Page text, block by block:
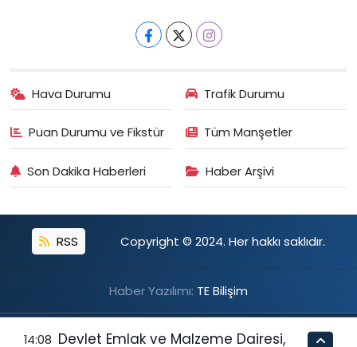
Hava Durumu Trafik Durumu
Puan Durumu ve Fikstür Tüm Manşetler
Son Dakika Haberleri Haber Arşivi
RSS Copyright © 2024. Her hakkı saklıdır.
Haber Yazılımı: TE Bilişim
14:08 Devlet Emlak ve Malzeme Dairesi,